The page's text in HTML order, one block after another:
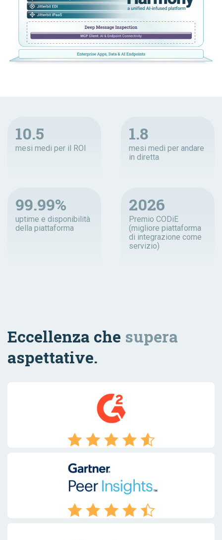
10.5
mesi medi per il ROI
1.8
mesi medi per andare
in diretta
99.99%
uptime e disponibilità
della piattaforma
2026
Premio CODiE
(migliore piattaforma
di integrazione come
servizio)
Eccellenza che supera
aspettative.